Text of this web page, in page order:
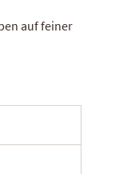
auf feiner